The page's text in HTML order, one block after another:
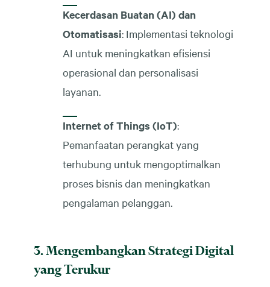
Kecerdasan Buatan (AI) dan
Otomatisasi: Implementasi teknologi
AI untuk meningkatkan efisiensi
operasional dan personalisasi
layanan.
Internet of Things (IoT):
Pemanfaatan perangkat yang
terhubung untuk mengoptimalkan
proses bisnis dan meningkatkan
pengalaman pelanggan.
3. Mengembangkan Strategi Digital
yang Terukur